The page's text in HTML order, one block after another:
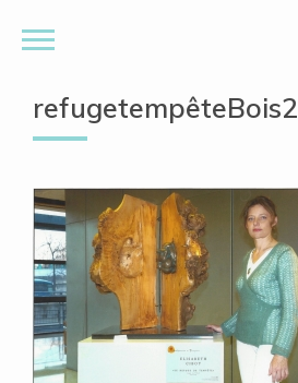
refugetempêteBois2